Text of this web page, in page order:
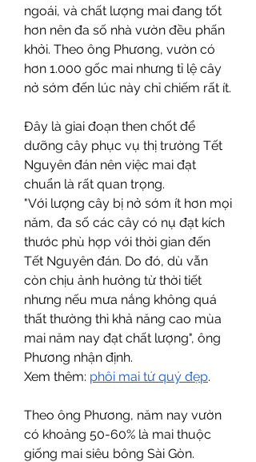
ngoái, và chất lượng mai đang tốt
hơn nên đa số nhà vườn đều phấn
khởi. Theo ông Phương, vườn có
hơn 1.000 gốc mai nhưng tỉ lệ cây
nở sớm đến lúc này chỉ chiếm rất ít.
Đây là giai đoạn then chốt để
dưỡng cây phục vụ thị trường Tết
Nguyên đán nên việc mai đạt
chuẩn là rất quan trọng.
"Với lượng cây bị nở sớm ít hơn mọi
năm, đa số các cây có nụ đạt kích
thước phù hợp với thời gian đến
Tết Nguyên đán. Do đó, dù vẫn
còn chịu ảnh hưởng từ thời tiết
nhưng nếu mưa nắng không quá
thất thường thì khả năng cao mùa
mai năm nay đạt chất lượng", ông
Phương nhận định.
Xem thêm: phôi mai tứ quý đẹp.
Theo ông Phương, năm nay vườn
có khoảng 50-60% là mai thuộc
giống mai siêu bông Sài Gòn.